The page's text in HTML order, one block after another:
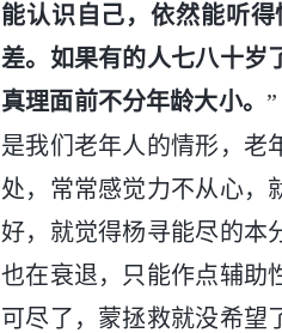
能认识自己，依然能听
差。如果有的人七八十岁
真理面前不分年龄大小。 ”
是我们老年人的情形，老
处，常常感觉力不从心，
好，就觉得杨寻能尽的本
也在衰退，只能作点辅助
可尽了，蒙拯救就没希望